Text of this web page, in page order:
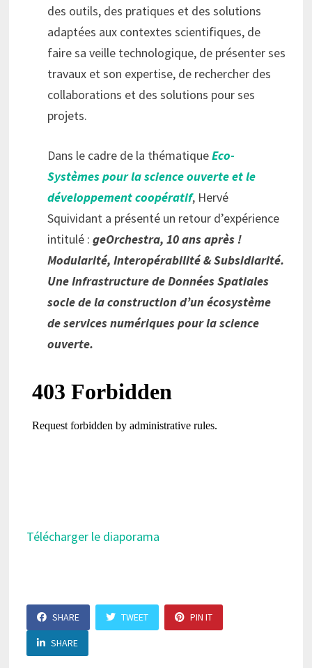
des outils, des pratiques et des solutions
adaptées aux contextes scientifiques, de
faire sa veille technologique, de présenter ses
travaux et son expertise, de rechercher des
collaborations et des solutions pour ses
projets.
Dans le cadre de la thématiqueEco-
Systèmes pour la science ouverte et le
développement coopératif, Hervé
Squividant a présenté un retour d’expérience
intitulé : geOrchestra, 10 ans après !
Modularité, Interopérabilité & Subsidiarité.
Une Infrastructure de Données Spatiales
socle de la construction d’un écosystème
de services numériques pour la science
ouverte.
Télécharger le diaporama
SHARE TWEET PIN IT
SHARE